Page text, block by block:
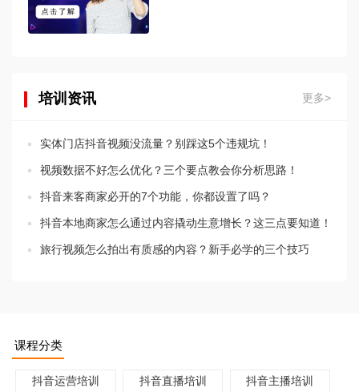
培训资讯 更多>
实体门店抖音视频没流量？别踩这5个违规坑！
视频数据不好怎么优化？三个要点教会你分析思路！
抖音来客商家必开的7个功能，你都设置了吗？
抖音本地商家怎么通过内容撬动生意增长？这三点要知道！
旅行视频怎么拍出有质感的内容？新手必学的三个技巧
课程分类
抖音运营培训 抖音直播培训 抖音主播培训